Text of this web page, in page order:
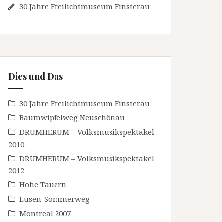
30 Jahre Freilichtmuseum Finsterau
Dies und Das
30 Jahre Freilichtmuseum Finsterau
Baumwipfelweg Neuschönau
DRUMHERUM – Volksmusikspektakel
2010
DRUMHERUM – Volksmusikspektakel
2012
Hohe Tauern
Lusen-Sommerweg
Montreal 2007